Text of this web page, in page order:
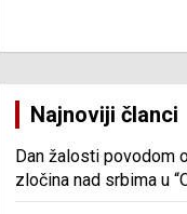
Najnoviji članci
Dan žalosti povodom
zločina nad srbima u